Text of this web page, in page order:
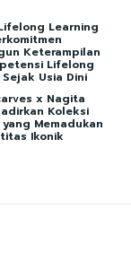
Learning
Keterampilan
Lifelong
Usia Dini
x Nagita
Koleksi
Memadukan
Ikonik